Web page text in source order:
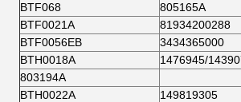
ΒTF068
805165Α
ΒTF0021Α
81934200288
ΒTF0056ΕΒ
3434365000
BTH0018A
1476945/
803194Α
BTH0022A
149819305